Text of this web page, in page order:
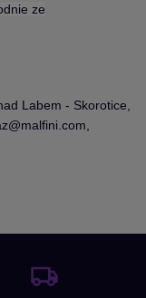
ze
Labem - Skorotice,